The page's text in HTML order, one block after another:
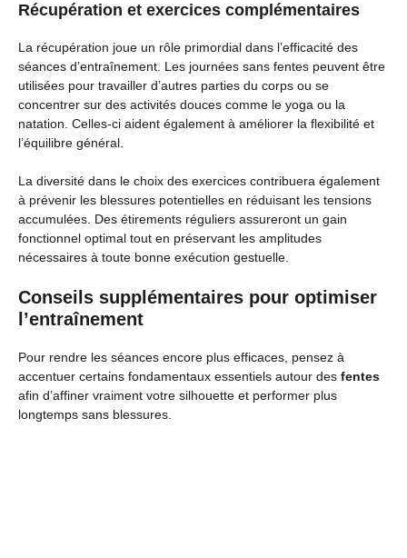
Récupération et exercices complémentaires
La récupération joue un rôle primordial dans l’efficacité des
séances d’entraînement. Les journées sans fentes peuvent être
utilisées pour travailler d’autres parties du corps ou se
concentrer sur des activités douces comme le yoga ou la
natation. Celles-ci aident également à améliorer la flexibilité et
l’équilibre général.
La diversité dans le choix des exercices contribuera également
à prévenir les blessures potentielles en réduisant les tensions
accumulées. Des étirements réguliers assureront un gain
fonctionnel optimal tout en préservant les amplitudes
nécessaires à toute bonne exécution gestuelle.
Conseils supplémentaires pour optimiser
l’entraînement
Pour rendre les séances encore plus efficaces, pensez à
accentuer certains fondamentaux essentiels autour des fentes
afin d’affiner vraiment votre silhouette et performer plus
longtemps sans blessures.